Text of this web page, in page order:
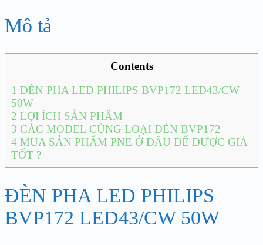
Mô tả
Contents
1 ĐÈN PHA LED PHILIPS BVP172 LED43/CW
50W
2 LỢI ÍCH SẢN PHẨM
3 CÁC MODEL CÙNG LOẠI ĐÈN BVP172
4 MUA SẢN PHẨM PNE Ở ĐÂU ĐỂ ĐƯỢC GIÁ
TỐT ?
ĐÈN PHA LED PHILIPS
BVP172 LED43/CW 50W